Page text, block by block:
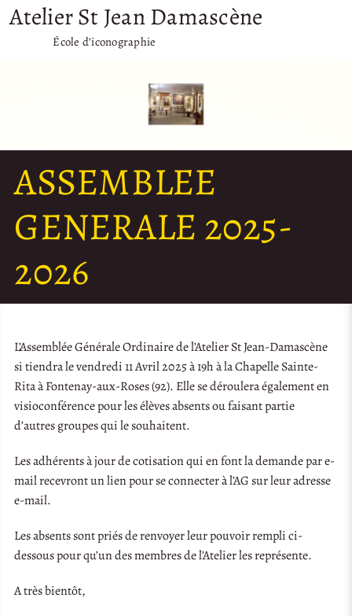
Atelier St Jean Damascène
École d’iconographie
ASSEMBLEE
GENERALE 2025-
2026
L’Assemblée Générale Ordinaire de l’Atelier St Jean-Damascène
si tiendra le vendredi 11 Avril 2025 à 19h à la Chapelle Sainte-
Rita à Fontenay-aux-Roses (92). Elle se déroulera également en
visioconférence pour les élèves absents ou faisant partie
d’autres groupes qui le souhaitent.
Les adhérents à jour de cotisation qui en font la demande par e-
mail recevront un lien pour se connecter à l’AG sur leur adresse
e-mail.
Les absents sont priés de renvoyer leur pouvoir rempli ci-
dessous pour qu’un des membres de l’Atelier les représente.
A très bientôt,